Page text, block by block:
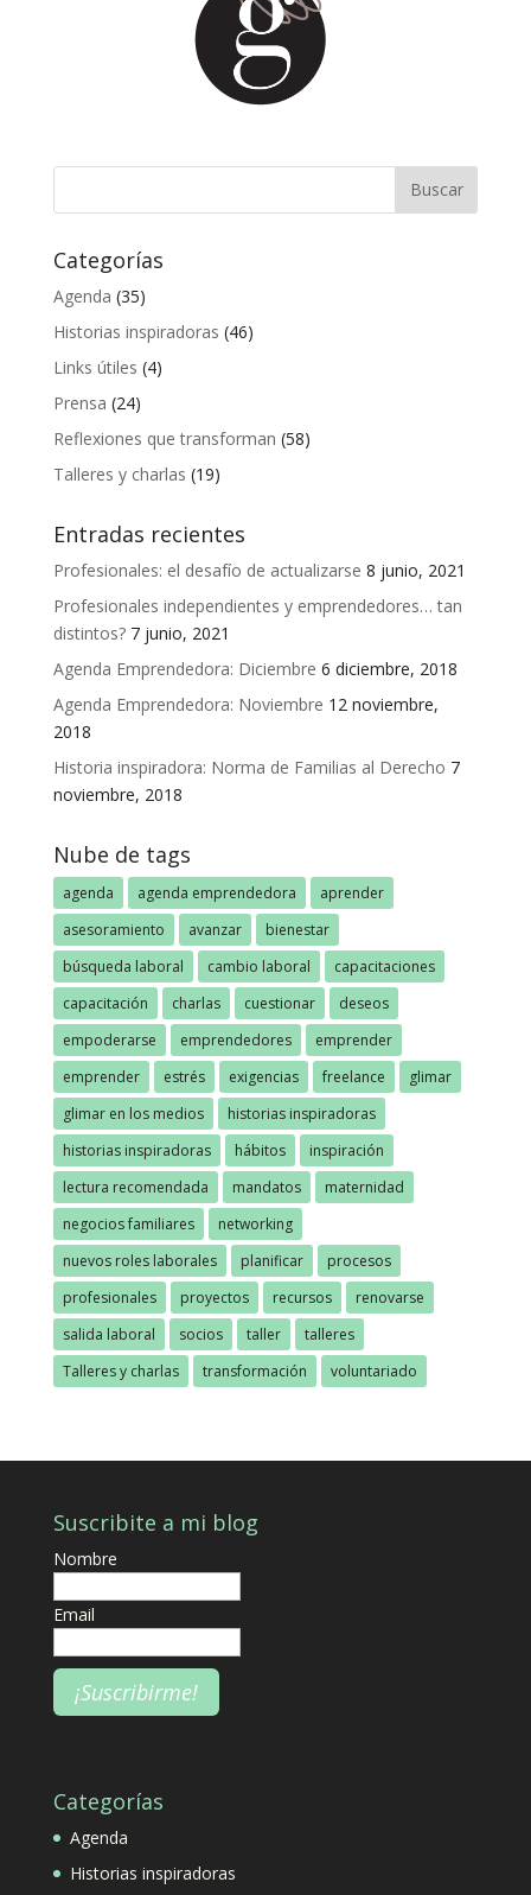
Categorías
Agenda (35)
Historias inspiradoras (46)
Links útiles (4)
Prensa (24)
Reflexiones que transforman (58)
Talleres y charlas (19)
Entradas recientes
Profesionales: el desafío de actualizarse 8 junio, 2021
Profesionales independientes y emprendedores… tan
distintos? 7 junio, 2021
Agenda Emprendedora: Diciembre 6 diciembre, 2018
Agenda Emprendedora: Noviembre 12 noviembre,
2018
Historia inspiradora: Norma de Familias al Derecho 7
noviembre, 2018
Nube de tags
agenda agenda emprendedora
aprender
asesoramiento
avanzar
bienestar
búsqueda laboral
cambio laboral
capacitaciones
capacitación
charlas cuestionar
deseos
empoderarse
emprendedores
emprender
emprender
estrés exigencias freelance
glimar
glimar en los medios
historias inspiradoras
historias inspiradoras
hábitos
inspiración
lectura recomendada
mandatos
maternidad
negocios familiares
networking
nuevos roles laborales
planificar
procesos
profesionales
proyectos recursos
renovarse
salida laboral
socios taller
talleres
Talleres y charlas
transformación voluntariado
Suscribite a mi blog
Nombre
Email
Categorías
Agenda
Historias inspiradoras